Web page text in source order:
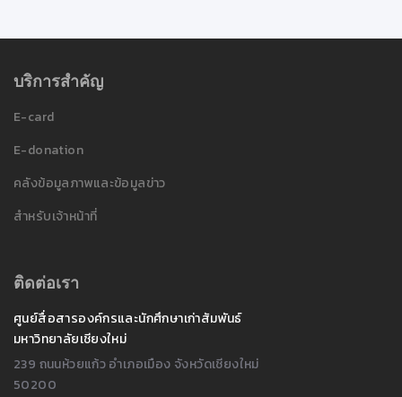
บริการสำคัญ
E-card
E-donation
คลังข้อมูลภาพและข้อมูลข่าว
สำหรับเจ้าหน้าที่
ติดต่อเรา
ศูนย์สื่อสารองค์กรและนักศึกษาเก่าสัมพันธ์
มหาวิทยาลัยเชียงใหม่
239 ถนนห้วยแก้ว อำเภอเมือง จังหวัดเชียงใหม่
50200